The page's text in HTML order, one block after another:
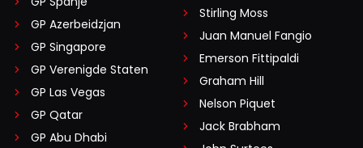
GP Azerbeidzjan
GP Singapore
GP Verenigde Staten
GP Las Vegas
GP Qatar
GP Abu Dhabi
Stirling Moss
Juan Manuel Fangio
Emerson Fittipaldi
Graham Hill
Nelson Piquet
Jack Brabham